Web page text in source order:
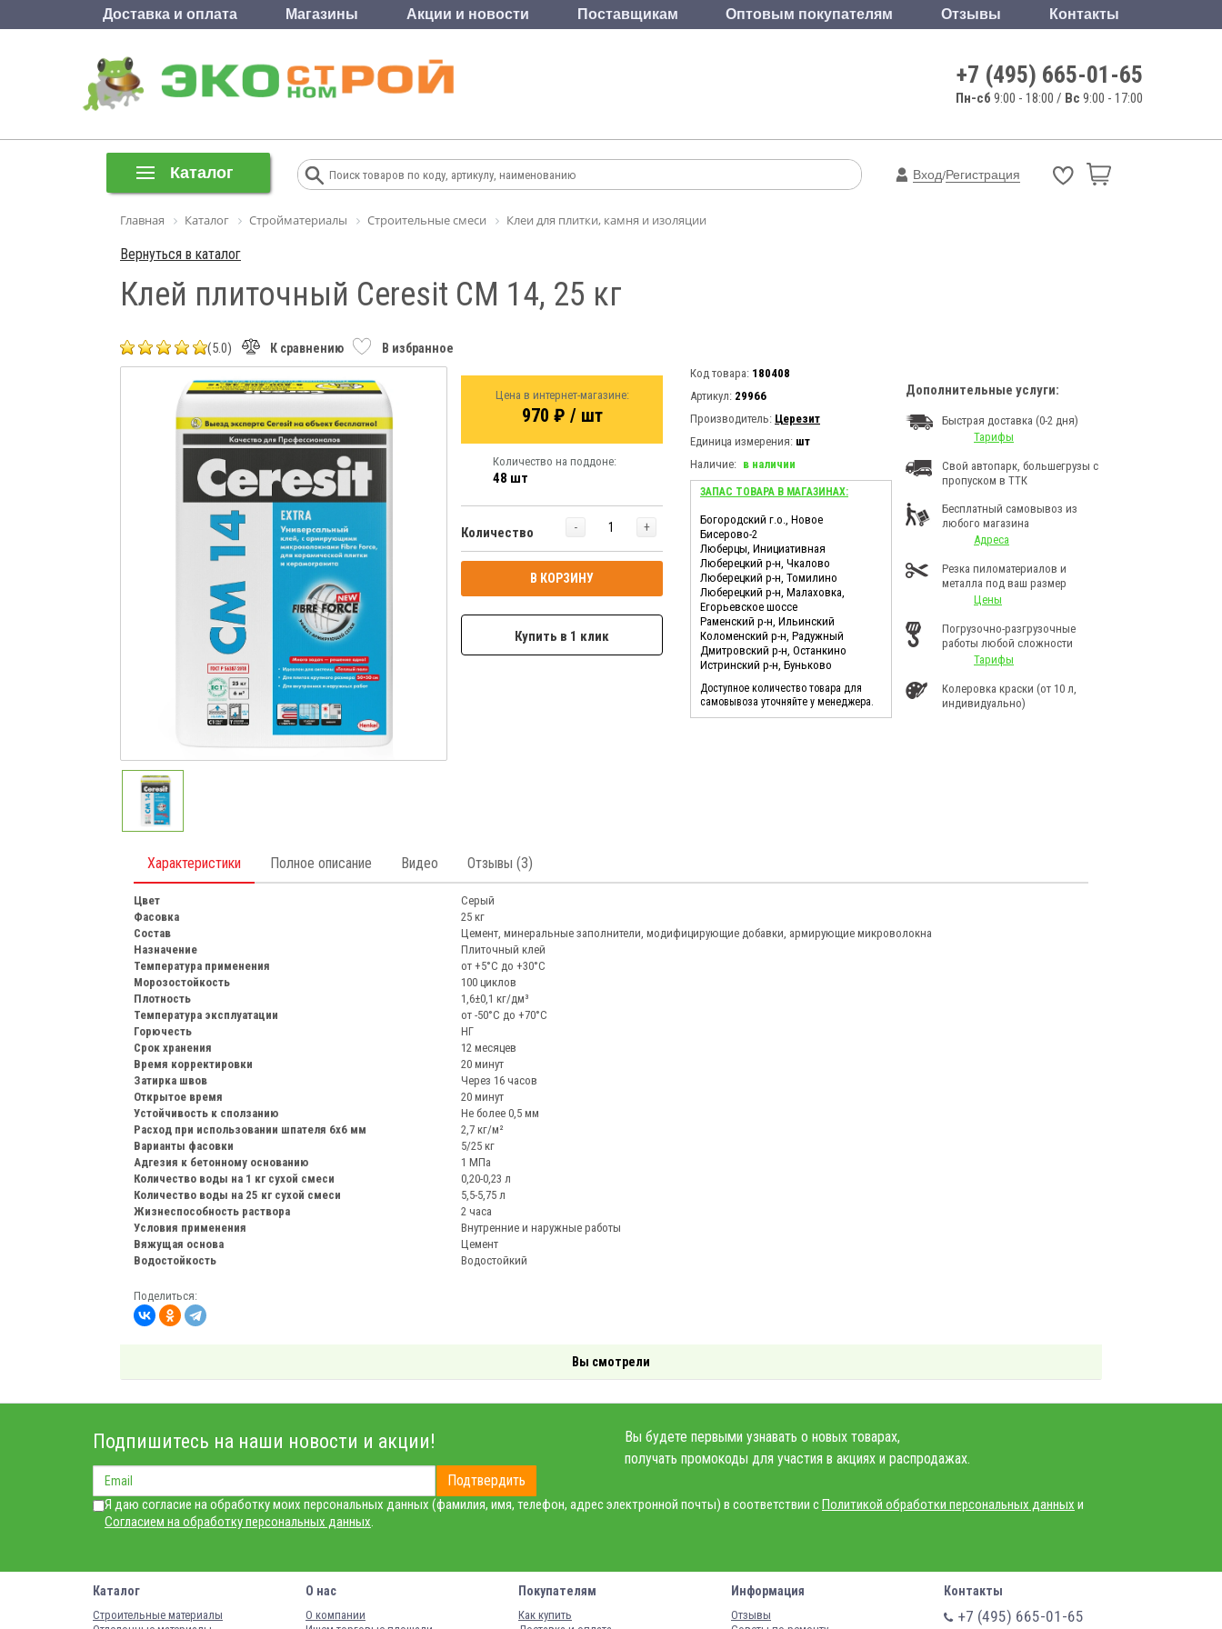
Доставка и оплата Магазины Акции и новости Поставщикам Оптовым покупателям Отзывы Контакты
+7 (495) 665-01-65
Пн-сб 9:00 - 18:00 / Вс 9:00 - 17:00
Каталог Вход/Регистрация
Главная Каталог Стройматериалы Строительные смеси Клеи для плитки, камня и изоляции
Вернуться в каталог
Клей плиточный Ceresit CМ 14, 25 кг
(5.0) К сравнению В избранное
Цена в интернет-магазине:
970 ₽ / шт
Количество на поддоне:
48 шт
Количество - +
В КОРЗИНУ
Купить в 1 клик
Код товара: 180408
Артикул: 29966
Производитель: Церезит
Единица измерения: шт
Наличие: в наличии
ЗАПАС ТОВАРА В МАГАЗИНАХ:
Богородский г.о., Новое
Бисерово-2
Люберцы, Инициативная
Люберецкий р-н, Чкалово
Люберецкий р-н, Томилино
Люберецкий р-н, Малаховка,
Егорьевское шоссе
Раменский р-н, Ильинский
Коломенский р-н, Радужный
Дмитровский р-н, Останкино
Истринский р-н, Буньково
Доступное количество товара для
самовывоза уточняйте у менеджера.
Дополнительные услуги:
Быстрая доставка (0-2 дня)
Тарифы
Свой автопарк, большегрузы с
пропуском в ТТК
Бесплатный самовывоз из
любого магазина
Адреса
Резка пиломатериалов и
металла под ваш размер
Цены
Погрузочно-разгрузочные
работы любой сложности
Тарифы
Колеровка краски (от 10 л,
индивидуально)
Характеристики Полное описание Видео Отзывы (3)
Цвет
Серый
Фасовка
25 кг
Состав
Цемент, минеральные заполнители, модифицирующие добавки, армирующие микроволокна
Назначение
Плиточный клей
Температура применения
от +5°C до +30°C
Морозостойкость
100 циклов
Плотность
1,6±0,1 кг/дм³
Температура эксплуатации
от -50°С до +70°С
Горючесть
НГ
Срок хранения
12 месяцев
Время корректировки
20 минут
Затирка швов
Через 16 часов
Открытое время
20 минут
Устойчивость к сползанию
Не более 0,5 мм
Расход при использовании шпателя 6х6 мм
2,7 кг/м²
Варианты фасовки
5/25 кг
Адгезия к бетонному основанию
1 МПа
Количество воды на 1 кг сухой смеси
0,20-0,23 л
Количество воды на 25 кг сухой смеси
5,5-5,75 л
Жизнеспособность раствора
2 часа
Условия применения
Внутренние и наружные работы
Вяжущая основа
Цемент
Водостойкость
Водостойкий
Поделиться:
Вы смотрели
Подпишитесь на наши новости и акции!
Подтвердить
Вы будете первыми узнавать о новых товарах,
получать промокоды для участия в акциях и распродажах.
Я даю согласие на обработку моих персональных данных (фамилия, имя, телефон, адрес электронной почты) в соответствии сПолитикой обработки персональных данных и
Согласием на обработку персональных данных
Каталог
Строительные материалы
О нас
О компании
Покупателям
Как купить
Информация
Отзывы
Контакты
+7 (495) 665-01-65